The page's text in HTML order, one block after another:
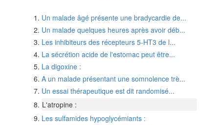
Un malade âgé présente une bradycardie de...
Un malade quelques heures après avoir déb...
Les inhibiteurs des récepteurs 5-HT3 de l...
La sécrétion acide de l'estomac peut être...
La digoxine :
A un malade présentant une somnolence trè...
Un essai thérapeutique est dit randomisé...
L'atropine :
Les sulfamides hypoglycémiants :